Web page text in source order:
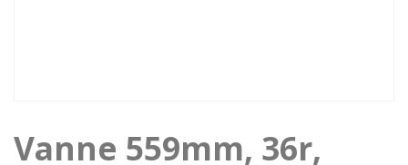
Vanne 559mm, 36r,